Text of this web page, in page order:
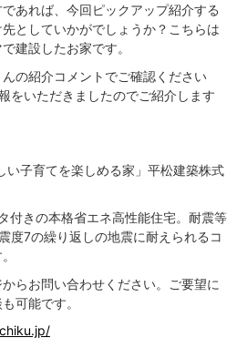
あれば、今回ピックアップ紹介する
としていかがでしょうか？こちらは
建設したお家です。
の紹介コメントでご確認ください
をいただきましたのでご紹介します
い子育てを楽しめる家」平松建築株式
付きの本格省エネ高性能住宅。耐震等
度7の繰り返しの地震に耐えられるコ
からお問い合わせください。ご要望に
可能です。